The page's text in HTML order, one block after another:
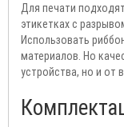
Для печати
этикетках с
Использовать
материалов. Но
устройства, но и от